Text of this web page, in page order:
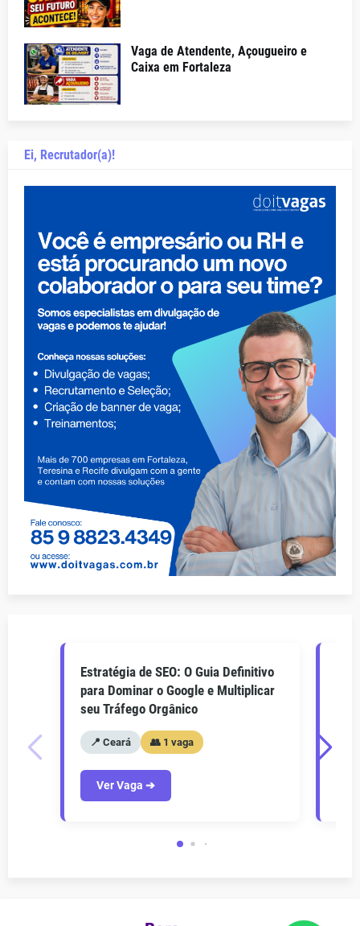
Vaga de Atendente, Açougueiro e
Caixa em Fortaleza
Ei, Recrutador(a)!
Estratégia de SEO: O Guia Definitivo
para Dominar o Google e Multiplicar
seu Tráfego Orgânico
📍 Ceará 👥 1 vaga
Ver Vaga ➔